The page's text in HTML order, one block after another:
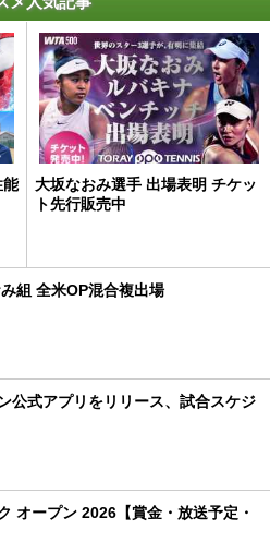
能
大坂なおみ選手 出場表明 チケッ
ト先行販売中
組 全米OP混合複出場
公式アプリをリリース、試合スケジ
オープン 2026【賞金・放送予定・